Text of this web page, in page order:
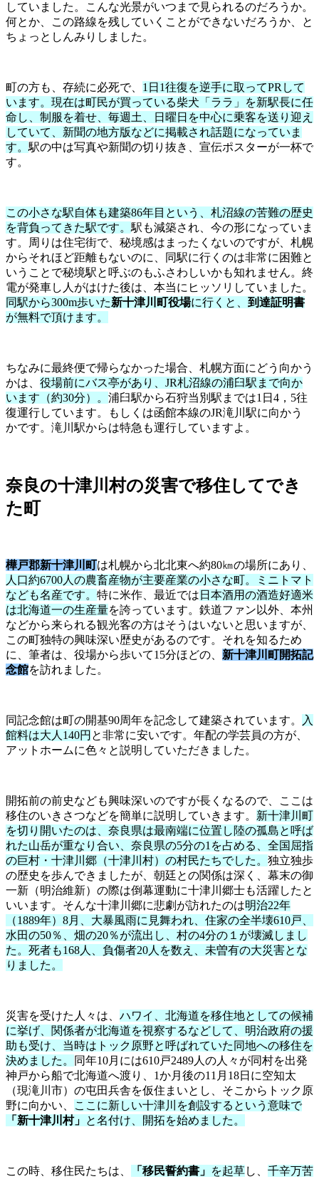
していました。こんな光景がいつまで見られるのだろうか。
何とか、この路線を残していくことができないだろうか、と
ちょっとしんみりしました。
町の方も、存続に必死で、 1日1往復を逆手に取ってPRして
います。現在は町民が買っている柴犬「ララ」を新駅長に任
命し、制服を着せ、毎週土、日曜日を中心に乗客を送り迎え
していて、新聞の地方版などに掲載され話題になっていま
す。駅の中は写真や新聞の切り抜き、宣伝ポスターが一杯で
す。
この小さな駅自体も建築86年目という、札沼線の苦難の歴史
を背負ってきた駅です。駅も減築され、今の形になっていま
す。周りは住宅街で、秘境感はまったくないのですが、札幌
からそれほど距離もないのに、同駅に行くのは非常に困難と
いうことで秘境駅と呼ぶのもふさわしいかも知れません。終
電が発車し人がはけた後は、本当にヒッソリしていました。
同駅から300m歩いた新十津川町役場に行くと、 到達証明書
が無料で頂けます。
ちなみに最終便で帰らなかった場合、札幌方面にどう向かう
かは、 役場前にバス亭があり、JR札沼線の浦臼駅まで向か
います（約30分）。 浦臼駅から石狩当別駅までは1日4，5往
復運行しています。もしくは函館本線のJR滝川駅に向かう
かです。滝川駅からは特急も運行していますよ。
奈良の十津川村の災害で移住してでき
た町
樺戸郡新十津川町は札幌から北北東へ約80㎞の場所にあり、
人口約6700人の農畜産物が主要産業の小さな町。ミニトマト
なども名産です。 特に米作、最近では 日本酒用の酒造好適米
は北海道一の生産量を誇っています。鉄道ファン以外、本州
などから来られる観光客の方はそうはいないと思いますが、
この町独特の興味深い歴史があるのです。それを知るため
に、筆者は、役場から歩いて15分ほどの、 新十津川町開拓記
念館を訪れました。
同記念館は町の開基90周年を記念して建築されています。
入
館料は大人140円 と非常に安いです。年配の学芸員の方が、
アットホームに色々と説明していただきました。
開拓前の前史なども興味深いのですが長くなるので、ここは
移住のいきさつなどを簡単に説明していきます。 新十津川町
を切り開いたのは、奈良県は最南端に位置し陸の孤島と呼ば
れた山岳が重なり合い、奈良県の5分の1を占める、全国屈指
の巨村・十津川郷（十津川村）の村民たちでした。 独立独歩
の歴史を歩んできましたが、朝廷との関係は深く、幕末の御
一新（明治維新）の際は倒幕運動に十津川郷士も活躍したと
いいます。そんな十津川郷に悲劇が訪れたのは明治22年
（1889年）8月、大暴風雨に見舞われ、住家の全半壊610戸、
水田の50％、畑の20％が流出し、村の4分の１が壊滅しまし
た。死者も168人、負傷者20人を数え、未曽有の大災害とな
りました。
災害を受けた人々は、 ハワイ、北海道を移住地としての候補
に挙げ、関係者が北海道を視察するなどして、明治政府の援
助も受け、当時はトック原野と呼ばれていた同地への移住を
決めました。
同年10月には610戸2489人の人々が同村を出発
神戸から船で北海道へ渡り、1か月後の11月18日に空知太
（現滝川市）の屯田兵舎を仮住まいとし、そこからトック原
野に向かい、
ここに新しい十津川を創設するという意味で
「新十津川村」 と名付け、開拓を始めました。
この時、移住民たちは、 「移民誓約書」 を起草し、 千辛万苦